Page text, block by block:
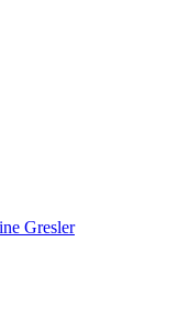
Gresler